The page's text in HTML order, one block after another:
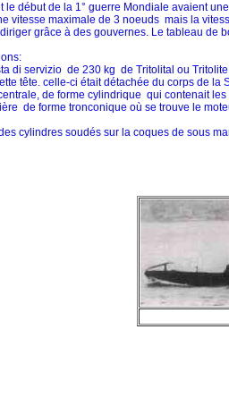
le début de la 1° guerre Mondiale avaient
vitesse maximale de 3 noeuds mais la
grâce à des gouvernes. Le tableau
di servizio de 230 kg de Tritolital ou
tête. celle-ci était détachée du corps de la
de forme cylindrique qui contenait
de forme tronconique où se trouve le
cylindres soudés sur la coques de sous